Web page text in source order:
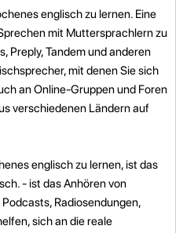
englisch zu lernen. Eine
mit Muttersprachlern zu
Preply, Tandem und anderen
mit denen Sie sich
an Online-Gruppen und Foren
verschiedenen Ländern auf
englisch zu lernen, ist das
- ist das Anhören von
Radiosendungen,
sich an die reale